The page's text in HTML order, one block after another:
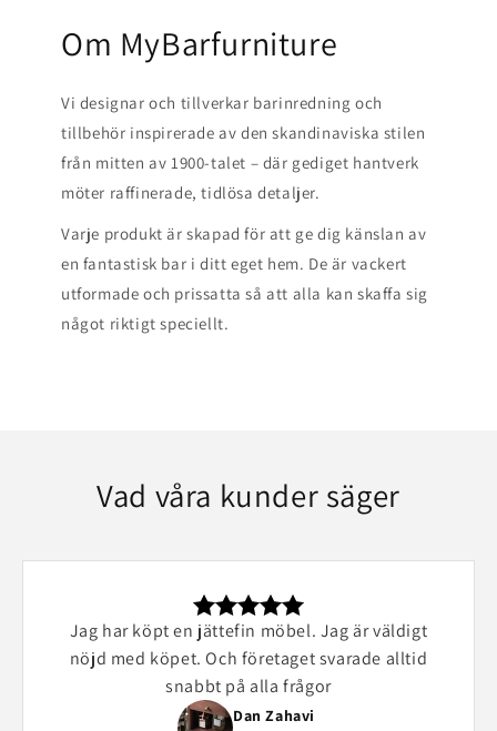
Om MyBarfurniture
Vi designar och tillverkar barinredning och
tillbehör inspirerade av den skandinaviska stilen
från mitten av 1900-talet – där gediget hantverk
möter raffinerade, tidlösa detaljer.
Varje produkt är skapad för att ge dig känslan av
en fantastisk bar i ditt eget hem. De är vackert
utformade och prissatta så att alla kan skaffa sig
något riktigt speciellt.
Vad våra kunder säger
Jag har köpt en jättefin möbel. Jag är väldigt
nöjd med köpet. Och företaget svarade alltid
snabbt på alla frågor
Dan Zahavi